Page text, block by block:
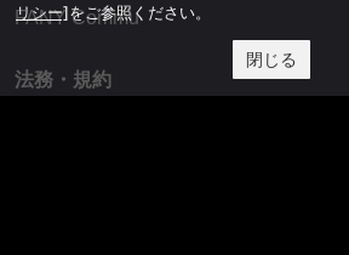
FANY Commu
法務・規約
リシー]をご参照ください。
閉じる